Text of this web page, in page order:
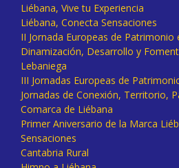
Liébana, Vive tu Experiencia
Liébana, Conecta Sensaciones
II Jornada Europeas de Patrimonio
Dinamización, Desarrollo y
Lebaniega
III Jornadas Europeas de
Jornadas de Conexión, Territorio,
Comarca de Liébana
Primer Aniversario de la Marca
Sensaciones
Cantabria Rural